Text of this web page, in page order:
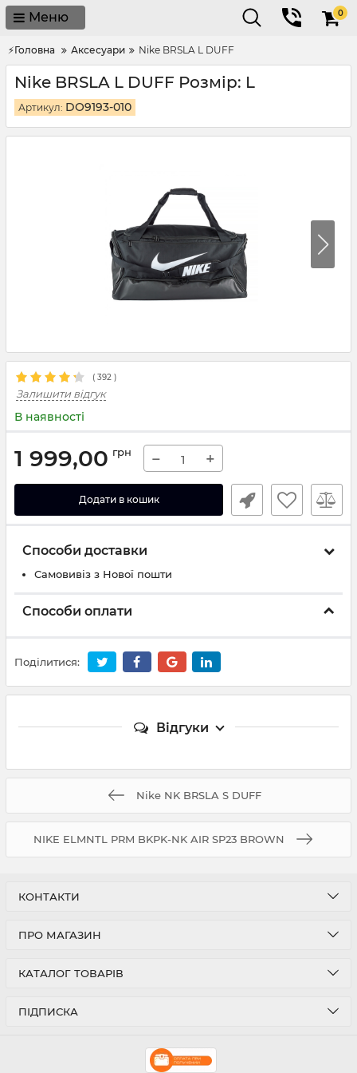
Меню 0
⚡Головна Аксесуари Nike BRSLA L DUFF
Nike BRSLA L DUFF Розмір: L
Артикул: DO9193-010
( 392 )
Залишити відгук
В наявності
1 999,00 грн − +
Додати в кошик
Способи доставки
Самовивіз з Нової пошти
Способи оплати
Поділитися:
Відгуки
Nike NK BRSLA S DUFF
NIKE ELMNTL PRM BKPK-NK AIR SP23 BROWN
КОНТАКТИ
ПРО МАГАЗИН
КАТАЛОГ ТОВАРІВ
ПІДПИСКА